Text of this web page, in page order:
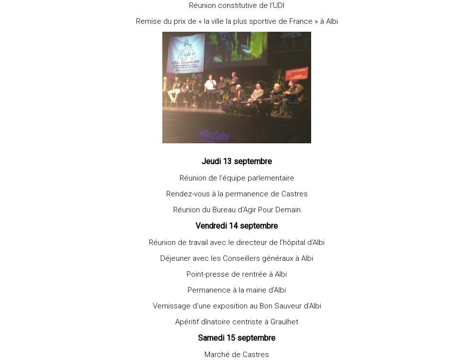
Réunion constitutive de l’UDI
Remise du prix de « la ville la plus sportive de France » à Albi
Jeudi 13 septembre
Réunion de l’équipe parlementaire
Rendez-vous à la permanence de Castres
Réunion du Bureau d’Agir Pour Demain
Vendredi 14 septembre
Réunion de travail avec le directeur de l’hôpital d’Albi
Déjeuner avec les Conseillers généraux à Albi
Point-presse de rentrée à Albi
Permanence à la mairie d’Albi
Vernissage d’une exposition au Bon Sauveur d’Albi
Apéritif dînatoire centriste à Graulhet
Samedi 15 septembre
Marché de Castres